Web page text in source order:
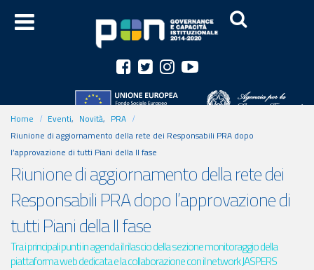
Home Eventi, Novità, PRA
Riunione di aggiornamento della rete dei Responsabili PRA dopo
l’approvazione di tutti Piani della II fase
Riunione di aggiornamento della rete dei
Responsabili PRA dopo l’approvazione di
tutti Piani della II fase
Tra i principali punti in agenda il rilascio della sezione monitoraggio della
piattaforma web dedicata e la collaborazione con il network JASPERS